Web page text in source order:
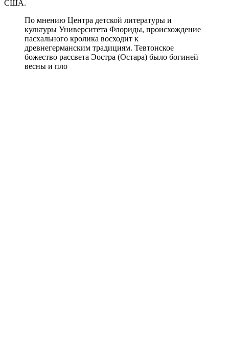
США.
По мнению Центра детской литературы и
культуры Университета Флориды, происхождение
пасхального кролика восходит к
древнегерманским традициям. Тевтонское
божество рассвета Эостра (Остара) было богиней
весны и пло